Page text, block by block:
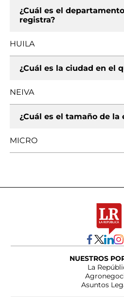
¿Cuál es el
registra?
HUILA
¿Cuál es la ciudad en el
NEIVA
¿Cuál es el tamaño de la
MICRO
NUESTROS
La
Asuntos